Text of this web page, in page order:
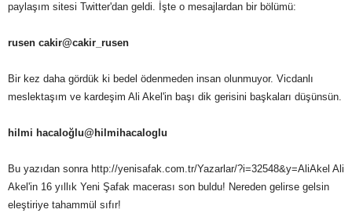
paylaşım sitesi Twitter'dan geldi. İşte o mesajlardan bir bölümü:
rusen cakir‏@cakir_rusen
Bir kez daha gördük ki bedel ödenmeden insan olunmuyor. Vicdanlı
meslektaşım ve kardeşim Ali Akel'in başı dik gerisini başkaları düşünsün.
hilmi hacaloğlu‏@hilmihacaloglu
Bu yazıdan sonra http://yenisafak.com.tr/Yazarlar/?i=32548&y=AliAkel Ali
Akel'in 16 yıllık Yeni Şafak macerası son buldu! Nereden gelirse gelsin
eleştiriye tahammül sıfır!